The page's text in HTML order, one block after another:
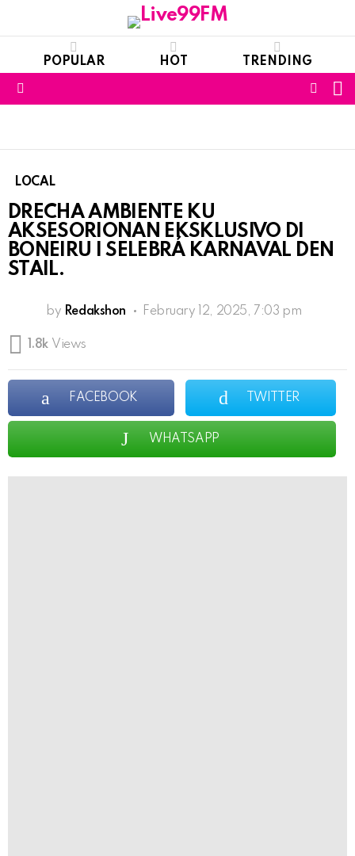
POPULAR HOT TRENDING
LOCAL
DRECHA AMBIENTE KU
AKSESORIONAN EKSKLUSIVO DI
BONEIRU I SELEBRÁ KARNAVAL DEN
STAIL.
by Redakshon February 12, 2025, 7:03 pm
1.8k Views
FACEBOOK TWITTER
WHATSAPP